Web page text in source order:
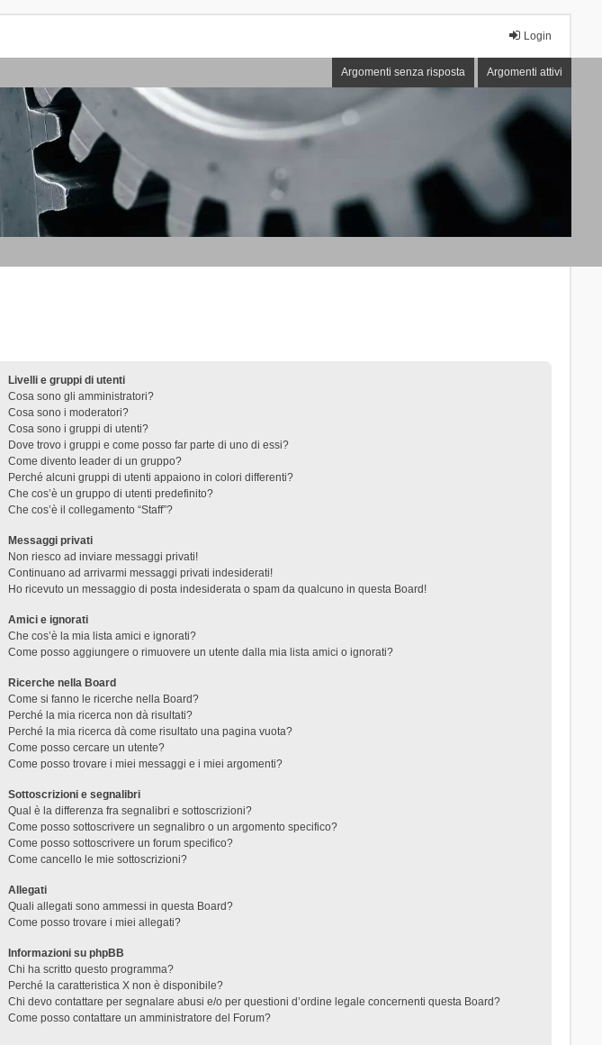
Login
Argomenti senza risposta Argomenti attivi
Livelli e gruppi di utenti
Cosa sono gli amministratori?
Cosa sono i moderatori?
Cosa sono i gruppi di utenti?
Dove trovo i gruppi e come posso far parte di uno di essi?
Come divento leader di un gruppo?
Perché alcuni gruppi di utenti appaiono in colori differenti?
Che cos’è un gruppo di utenti predefinito?
Che cos’è il collegamento “Staff”?
Messaggi privati
Non riesco ad inviare messaggi privati!
Continuano ad arrivarmi messaggi privati indesiderati!
Ho ricevuto un messaggio di posta indesiderata o spam da qualcuno in questa Board!
Amici e ignorati
Che cos’è la mia lista amici e ignorati?
Come posso aggiungere o rimuovere un utente dalla mia lista amici o ignorati?
Ricerche nella Board
Come si fanno le ricerche nella Board?
Perché la mia ricerca non dà risultati?
Perché la mia ricerca dà come risultato una pagina vuota?
Come posso cercare un utente?
Come posso trovare i miei messaggi e i miei argomenti?
Sottoscrizioni e segnalibri
Qual è la differenza fra segnalibri e sottoscrizioni?
Come posso sottoscrivere un segnalibro o un argomento specifico?
Come posso sottoscrivere un forum specifico?
Come cancello le mie sottoscrizioni?
Allegati
Quali allegati sono ammessi in questa Board?
Come posso trovare i miei allegati?
Informazioni su phpBB
Chi ha scritto questo programma?
Perché la caratteristica X non è disponibile?
Chi devo contattare per segnalare abusi e/o per questioni d’ordine legale concernenti questa Board?
Come posso contattare un amministratore del Forum?